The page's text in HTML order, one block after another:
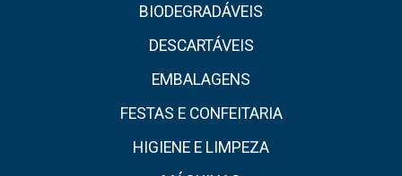
BIODEGRADÁVEIS
DESCARTÁVEIS
EMBALAGENS
FESTAS E CONFEITARIA
HIGIENE E LIMPEZA